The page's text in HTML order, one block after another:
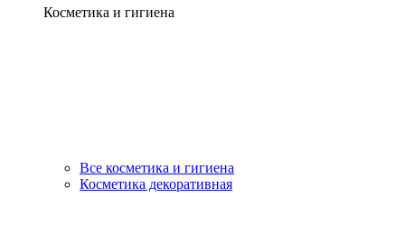
Косметика и гигиена
Все косметика и гигиена
Косметика декоративная